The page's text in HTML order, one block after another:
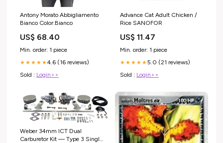
Antony Morato Abbigliamento
Bianco Color:Bianco
US$ 68.40
Min. order: 1 piece
★★★★★4.6 (16 reviews)
Sold : Login>>
Advance Cat Adult Chicken /
Rice SANOFOR
US$ 11.47
Min. order: 1 piece
★★★★★5.0 (21 reviews)
Sold : Login>>
Weber 34mm ICT Dual
Carburetor Kit — Type 3 Single